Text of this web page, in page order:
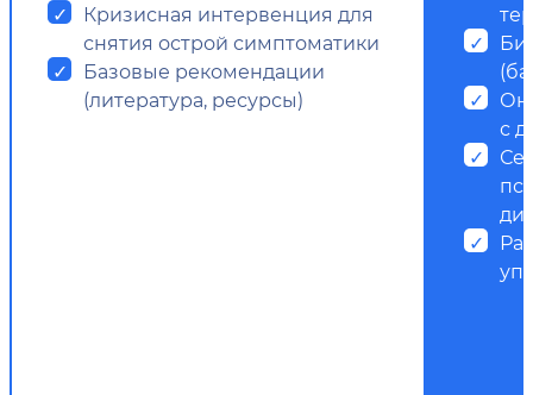
Кризисная интервенция для
снятия острой симптоматики
Базовые рекомендации
(литература, ресурсы)
с